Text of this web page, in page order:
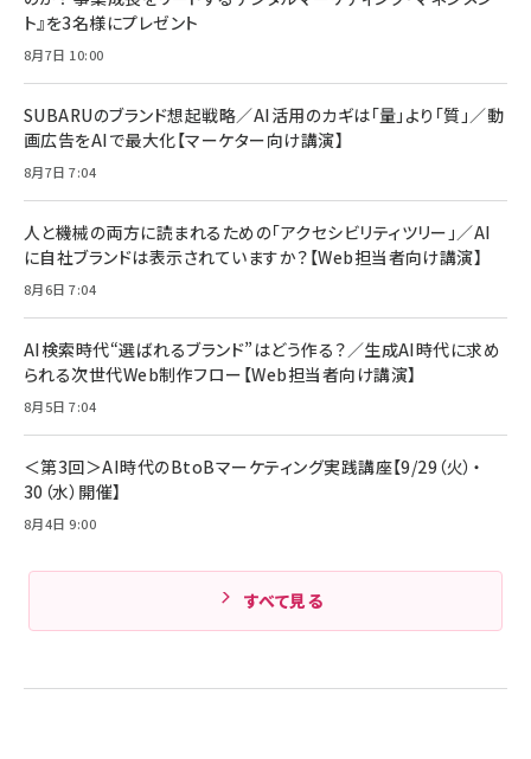
ト』を3名様にプレゼント
8月7日 10:00
SUBARUのブランド想起戦略／AI活用のカギは「量」より「質」／動
画広告をAIで最大化【マーケター向け講演】
8月7日 7:04
人と機械の両方に読まれるための「アクセシビリティツリー」／AI
に自社ブランドは表示されていますか？【Web担当者向け講演】
8月6日 7:04
AI検索時代“選ばれるブランド”はどう作る？／生成AI時代に求め
られる次世代Web制作フロー【Web担当者向け講演】
8月5日 7:04
＜第3回＞AI時代のBtoBマーケティング実践講座【9/29（火）・
30（水）開催】
8月4日 9:00
すべて見る